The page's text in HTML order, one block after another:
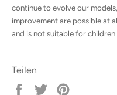
continue to evolve our
improvement are possible at
and is not suitable for children
Teilen
Auf
Auf